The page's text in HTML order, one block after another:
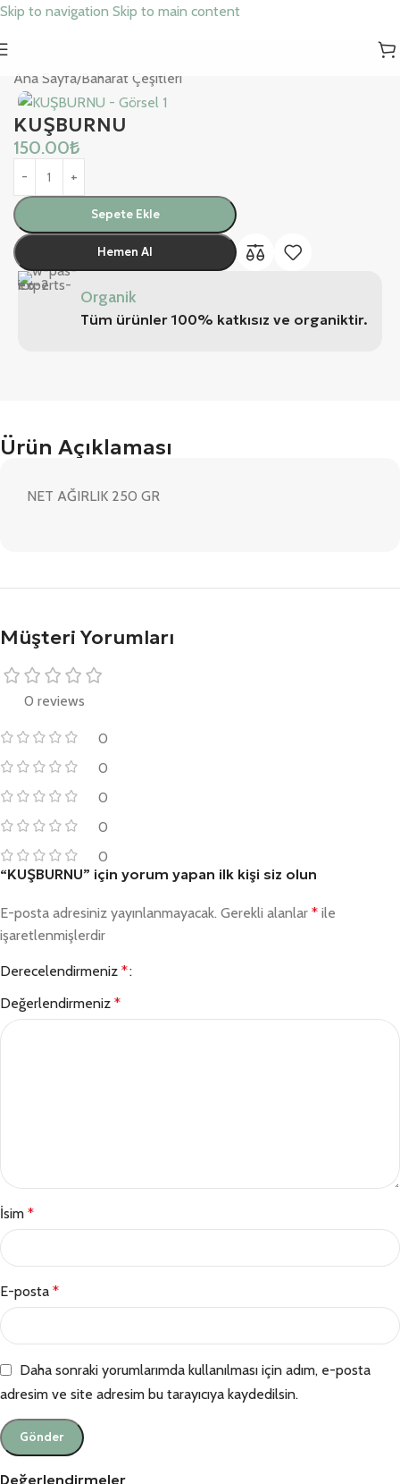
Skip to navigation Skip to main content
Ana Sayfa/Baharat Çeşitleri
KUŞBURNU
150.00₺
Sepete Ekle
Hemen Al
Organik
Tüm ürünler 100% katkısız ve organiktir.
Ürün Açıklaması
NET AĞIRLIK 250 GR
Müşteri Yorumları
0 reviews
0
0
0
0
0
Değerlendirmeler
“KUŞBURNU” için yorum yapan ilk kişi siz olun
E-posta adresiniz yayınlanmayacak. Gerekli alanlar * ile
işaretlenmişlerdir
Derecelendirmeniz *
Değerlendirmeniz *
İsim *
E-posta *
Daha sonraki yorumlarımda kullanılması için adım, e-posta
adresim ve site adresim bu tarayıcıya kaydedilsin.